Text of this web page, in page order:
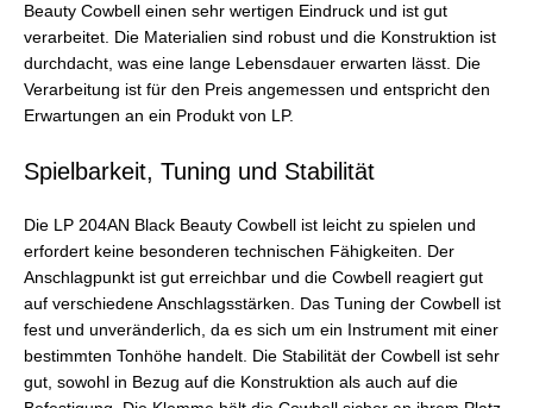
Beauty Cowbell einen sehr wertigen Eindruck und ist gut
verarbeitet. Die Materialien sind robust und die Konstruktion ist
durchdacht, was eine lange Lebensdauer erwarten lässt. Die
Verarbeitung ist für den Preis angemessen und entspricht den
Erwartungen an ein Produkt von LP.
Spielbarkeit, Tuning und Stabilität
Die LP 204AN Black Beauty Cowbell ist leicht zu spielen und
erfordert keine besonderen technischen Fähigkeiten. Der
Anschlagpunkt ist gut erreichbar und die Cowbell reagiert gut
auf verschiedene Anschlagsstärken. Das Tuning der Cowbell ist
fest und unveränderlich, da es sich um ein Instrument mit einer
bestimmten Tonhöhe handelt. Die Stabilität der Cowbell ist sehr
gut, sowohl in Bezug auf die Konstruktion als auch auf die